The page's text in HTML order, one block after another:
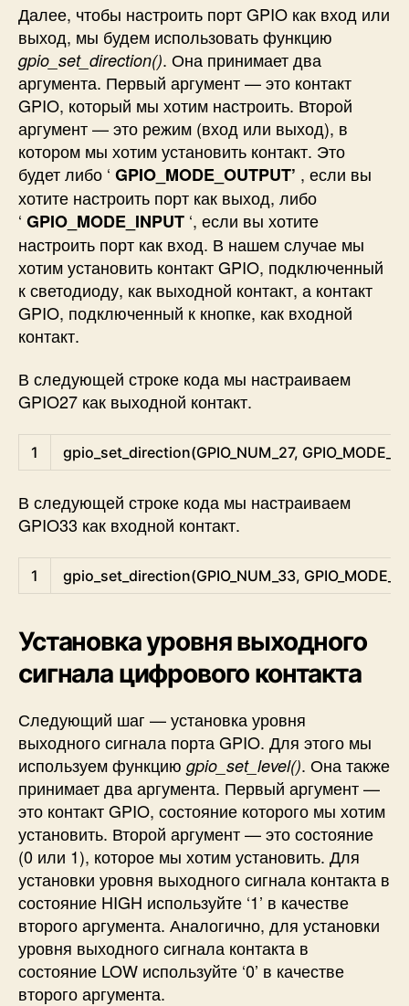
Далее, чтобы настроить порт GPIO как вход или
выход, мы будем использовать функцию
gpio_set_direction(). Она принимает два
аргумента. Первый аргумент — это контакт
GPIO, который мы хотим настроить. Второй
аргумент — это режим (вход или выход), в
котором мы хотим установить контакт. Это
будет либо ‘ GPIO_MODE_OUTPUT’ , если вы
хотите настроить порт как выход, либо
‘ GPIO_MODE_INPUT ‘, если вы хотите
настроить порт как вход. В нашем случае мы
хотим установить контакт GPIO, подключенный
к светодиоду, как выходной контакт, а контакт
GPIO, подключенный к кнопке, как входной
контакт.
В следующей строке кода мы настраиваем
GPIO27 как выходной контакт.
C
1 gpio_set_direction(GPIO_NUM_27,
В следующей строке кода мы настраиваем
GPIO33 как входной контакт.
C
1 gpio_set_direction(GPIO_NUM_33,
Установка уровня выходного
сигнала цифрового контакта
Следующий шаг — установка уровня
выходного сигнала порта GPIO. Для этого мы
используем функцию gpio_set_level(). Она также
принимает два аргумента. Первый аргумент —
это контакт GPIO, состояние которого мы хотим
установить. Второй аргумент — это состояние
(0 или 1), которое мы хотим установить. Для
установки уровня выходного сигнала контакта в
состояние HIGH используйте ‘1’ в качестве
второго аргумента. Аналогично, для установки
уровня выходного сигнала контакта в
состояние LOW используйте ‘0’ в качестве
второго аргумента.